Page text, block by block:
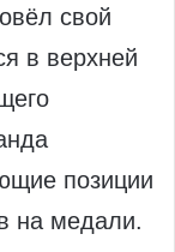
свой
в верхней
позиции
на медали.